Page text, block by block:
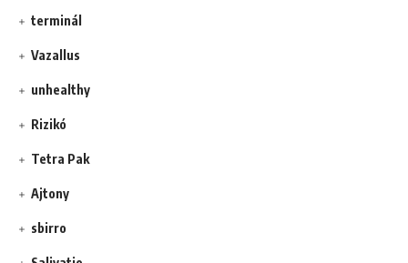
terminál
Vazallus
unhealthy
Rizikó
Tetra Pak
Ajtony
sbirro